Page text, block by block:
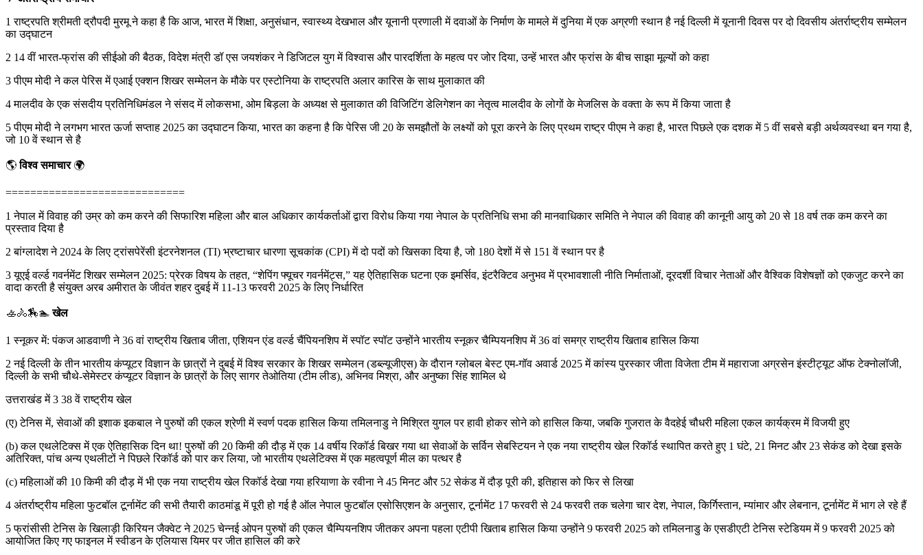
1 राष्ट्रपति श्रीमती द्रौपदी मुरमू ने कहा है कि आज, भारत में शिक्षा, अनुसंधान, स्वास्थ्य देखभाल और यूनानी प्रणाली में दवाओं के निर्माण के मामले में दुनिया में एक अग्रणी स्थान है नई दिल्ली में यूनानी दिवस पर दो दिवसीय अंतर्राष्ट्रीय सम्मेलन
का उद्घाटन
2 14 वीं भारत-फ्रांस की सीईओ की बैठक, विदेश मंत्री डॉ एस जयशंकर ने डिजिटल युग में विश्वास और पारदर्शिता के महत्व पर जोर दिया, उन्हें भारत और फ्रांस के बीच साझा मूल्यों को कहा
3 पीएम मोदी ने कल पेरिस में एआई एक्शन शिखर सम्मेलन के मौके पर एस्टोनिया के राष्ट्रपति अलार कारिस के साथ मुलाकात की
4 मालदीव के एक संसदीय प्रतिनिधिमंडल ने संसद में लोकसभा, ओम बिड़ला के अध्यक्ष से मुलाकात की विजिटिंग डेलिगेशन का नेतृत्व मालदीव के लोगों के मेजलिस के वक्ता के रूप में किया जाता है
5 पीएम मोदी ने लगभग भारत ऊर्जा सप्ताह 2025 का उद्घाटन किया, भारत का कहना है कि पेरिस जी 20 के समझौतों के लक्ष्यों को पूरा करने के लिए प्रथम राष्ट्र पीएम ने कहा है, भारत पिछले एक दशक में 5 वीं सबसे बड़ी अर्थव्यवस्था बन गया है,
जो 10 वें स्थान से है
🌎विश्व समाचार🌍
=============================
1 नेपाल में विवाह की उम्र को कम करने की सिफारिश महिला और बाल अधिकार कार्यकर्ताओं द्वारा विरोध किया गया नेपाल के प्रतिनिधि सभा की मानवाधिकार समिति ने नेपाल की विवाह की कानूनी आयु को 20 से 18 वर्ष तक कम करने का
प्रस्ताव दिया है
2 बांग्लादेश ने 2024 के लिए ट्रांसपेरेंसी इंटरनेशनल (TI) भ्रष्टाचार धारणा सूचकांक (CPI) में दो पदों को खिसका दिया है, जो 180 देशों में से 151 वें स्थान पर है
3 यूएई वर्ल्ड गवर्नमेंट शिखर सम्मेलन 2025: प्रेरक विषय के तहत, “शेपिंग फ्यूचर गवर्नमेंट्स,” यह ऐतिहासिक घटना एक इमर्सिव, इंटरैक्टिव अनुभव में प्रभावशाली नीति निर्माताओं, दूरदर्शी विचार नेताओं और वैश्विक विशेषज्ञों को एकजुट करने का
वादा करती है संयुक्त अरब अमीरात के जीवंत शहर दुबई में 11-13 फरवरी 2025 के लिए निर्धारित
🚣🚴🏇🏊खेल
1 स्नूकर में: पंकज आडवाणी ने 36 वां राष्ट्रीय खिताब जीता, एशियन एंड वर्ल्ड चैंपियनशिप में स्पॉट स्पॉट उन्होंने भारतीय स्नूकर चैम्पियनशिप में 36 वां समग्र राष्ट्रीय खिताब हासिल किया
2 नई दिल्ली के तीन भारतीय कंप्यूटर विज्ञान के छात्रों ने दुबई में विश्व सरकार के शिखर सम्मेलन (डब्ल्यूजीएस) के दौरान ग्लोबल बेस्ट एम-गॉव अवार्ड 2025 में कांस्य पुरस्कार जीता विजेता टीम में महाराजा अग्रसेन इंस्टीट्यूट ऑफ टेक्नोलॉजी,
दिल्ली के सभी चौथे-सेमेस्टर कंप्यूटर विज्ञान के छात्रों के लिए सागर तेओतिया (टीम लीड), अभिनव मिश्रा, और अनुष्का सिंह शामिल थे
उत्तराखंड में 3 38 वें राष्ट्रीय खेल
(ए) टेनिस में, सेवाओं की इशाक इकबाल ने पुरुषों की एकल श्रेणी में स्वर्ण पदक हासिल किया तमिलनाडु ने मिश्रित युगल पर हावी होकर सोने को हासिल किया, जबकि गुजरात के वैदहेई चौधरी महिला एकल कार्यक्रम में विजयी हुए
(b) कल एथलेटिक्स में एक ऐतिहासिक दिन था! पुरुषों की 20 किमी की दौड़ में एक 14 वर्षीय रिकॉर्ड बिखर गया था सेवाओं के सर्विन सेबस्टियन ने एक नया राष्ट्रीय खेल रिकॉर्ड स्थापित करते हुए 1 घंटे, 21 मिनट और 23 सेकंड को देखा इसके
अतिरिक्त, पांच अन्य एथलीटों ने पिछले रिकॉर्ड को पार कर लिया, जो भारतीय एथलेटिक्स में एक महत्वपूर्ण मील का पत्थर है
(c) महिलाओं की 10 किमी की दौड़ में भी एक नया राष्ट्रीय खेल रिकॉर्ड देखा गया हरियाणा के रवीना ने 45 मिनट और 52 सेकंड में दौड़ पूरी की, इतिहास को फिर से लिखा
4 अंतर्राष्ट्रीय महिला फुटबॉल टूर्नामेंट की सभी तैयारी काठमांडू में पूरी हो गई है ऑल नेपाल फुटबॉल एसोसिएशन के अनुसार, टूर्नामेंट 17 फरवरी से 24 फरवरी तक चलेगा चार देश, नेपाल, किर्गिस्तान, म्यांमार और लेबनान, टूर्नामेंट में भाग ले रहे हैं
5 फ्रांसीसी टेनिस के खिलाड़ी किरियन जैक्वेट ने 2025 चेन्नई ओपन पुरुषों की एकल चैम्पियनशिप जीतकर अपना पहला एटीपी खिताब हासिल किया उन्होंने 9 फरवरी 2025 को तमिलनाडु के एसडीएटी टेनिस स्टेडियम में 9 फरवरी 2025 को
आयोजित किए गए फाइनल में स्वीडन के एलियास यिमर पर जीत हासिल की करे